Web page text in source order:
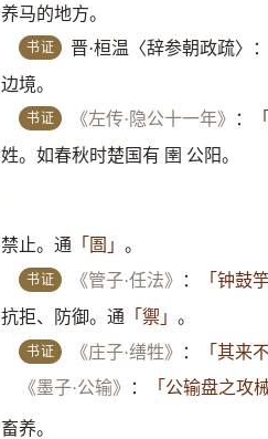
养马的地方。
书证 晋·桓温〈辞参朝政疏〉：
边境。
书证 《左传·隐公十一年》 ：
姓。如春秋时楚国有 圉 公阳。
禁止。通 「圄」 。
书证 《管子·任法》 ： 「钟鼓
抗拒、防御。通 「禦」 。
书证 《庄子·缮牲》 ：
「其来
《墨子·公输》
： 「公输盘之攻
畜养。